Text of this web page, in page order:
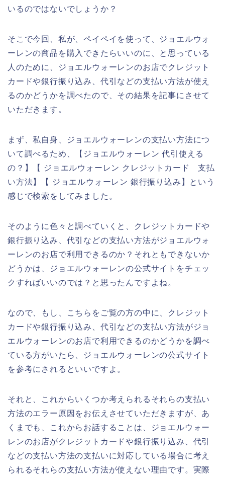
いるのではないでしょうか？
そこで今回、私が、ペイペイを使って、ジョエルウォ
ーレンの商品を購入できたらいいのに、と思っている
人のために、ジョエルウォーレンのお店でクレジット
カードや銀行振り込み、代引などの支払い方法が使え
るのかどうかを調べたので、その結果を記事にさせて
いただきます。
まず、私自身、ジョエルウォーレンの支払い方法につ
いて調べるため、【ジョエルウォーレン 代引使える
の？】【 ジョエルウォーレン クレジットカード 支払
い方法】【 ジョエルウォーレン 銀行振り込み】という
感じで検索をしてみました。
そのように色々と調べていくと、クレジットカードや
銀行振り込み、代引などの支払い方法がジョエルウォ
ーレンのお店で利用できるのか？それともできないか
どうかは、ジョエルウォーレンの公式サイトをチェッ
クすればいいのでは？と思ったんですよね。
なので、もし、こちらをご覧の方の中に、クレジット
カードや銀行振り込み、代引などの支払い方法がジョ
エルウォーレンのお店で利用できるのかどうかを調べ
ている方がいたら、ジョエルウォーレンの公式サイト
を参考にされるといいですよ。
それと、これからいくつか考えられるそれらの支払い
方法のエラー原因をお伝えさせていただきますが、あ
くまでも、これからお話することは、ジョエルウォー
レンのお店がクレジットカードや銀行振り込み、代引
などの支払い方法の支払いに対応している場合に考え
られるそれらの支払い方法が使えない理由です。実際